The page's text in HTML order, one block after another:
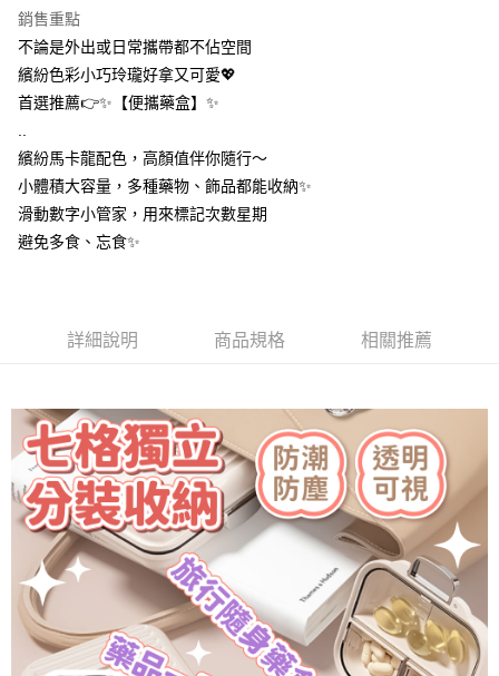
匯豐（台灣）商業銀行
聯邦商業銀行
元大商業銀行
台新國際商業銀行
街口支付
悠遊付
AFTEE先享後付
相關說明
【關於「AFTEE先享後付」】
AFTEE先享後付是「在收到商品之後才付款」的支付方式。 讓您購物簡單
便利好安心！
１．簡單：不需註冊會員、不需綁卡、不需儲值。
２．便利：只要手機號碼，簡訊認證，即可結帳。
結帳頁面，進行簡訊認證並確認金額後，即可完成結帳。
ATM／網路銀行／等多元方式進行付款，方視為交易完成。
※ 請注意：結帳手續完成當下不需立刻繳費，但若您需要取消訂單，請聯絡
購買商品的店家。未經商家同意取消之訂單仍視為有效，需透過AFTEE先享
後付繳納相關費用。
※ 交易是否成功請以「AFTEE先享後付 」之結帳頁面顯示為準，若有關於
是否繳費成功／繳費後需取消欲退款等相關疑問，請聯繫「AFTEE先享後付
客戶支援中心」https://netprotections.freshdesk.com/support/home
【注意事項】
１．透過由恩沛科技股份有限公司提供之「AFTEE先享後付」服務完成之交
易，需依本服務之必要範圍內提供個人資料，並將交易相關給付款項請求債
權轉讓予恩沛科技股份有限公司。
２．關於個人資料處理事宜，請瀏覽以下網址：
https://aftee.tw/terms/#terms3
ATM付款
運送方式
付款後全家取貨
7-11取貨付款
每筆NT$60，滿NT$399(含以上)免運費
付款後7-11取貨
每筆NT$60，滿NT$399(含以上)免運費
宅配
每筆NT$65，滿NT$99(含以上)免運費
銷售重點
不論是外出或日常攜帶都不佔空間
繽紛色彩小巧玲瓏好拿又可愛💖
首選推薦👉✨【便攜藥盒】✨
繽紛馬卡龍配色，高顏值伴你隨行～
小體積大容量，多種藥物、飾品都能收納✨
滑動數字小管家，用來標記次數星期
避免多食、忘食✨
詳細說明 商品規格 相關推薦